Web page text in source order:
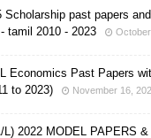
Scholarship past papers
tamil 2010 - 2023
Economics Past Papers
to 2023)
November 16,
L) 2022 MODEL PAPERS &